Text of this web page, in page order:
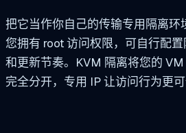
把它当作你自己的传输专用隔离环
您拥有 root 访问权限，可自行配
和更新节奏。KVM 隔离将您的
完全分开，专用 IP 让访问行为更可